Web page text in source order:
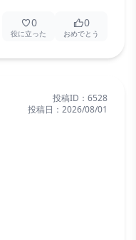
0
役に立った
0
おめでとう
投稿ID： 6528
投稿日： 2026/08/01